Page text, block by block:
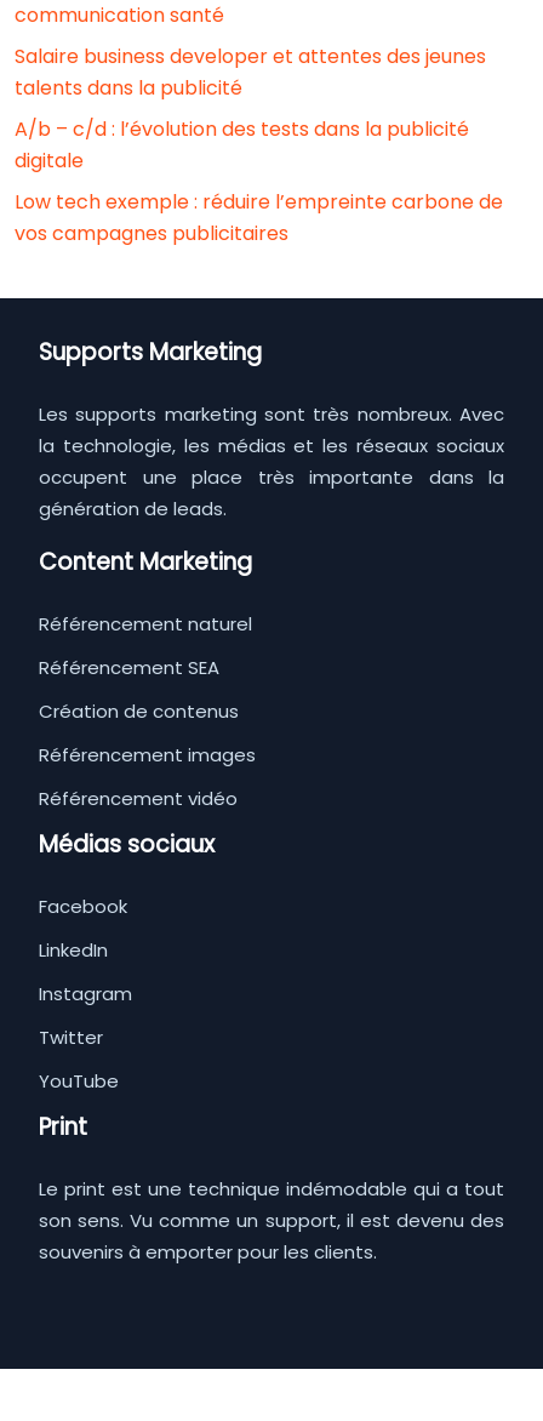
communication santé
Salaire business developer et attentes des jeunes
talents dans la publicité
A/b – c/d : l’évolution des tests dans la publicité
digitale
Low tech exemple : réduire l’empreinte carbone de
vos campagnes publicitaires
Supports Marketing
Les supports marketing sont très nombreux. Avec
la technologie, les médias et les réseaux sociaux
occupent une place très importante dans la
génération de leads.
Content Marketing
Référencement naturel
Référencement SEA
Création de contenus
Référencement images
Référencement vidéo
Médias sociaux
Facebook
LinkedIn
Instagram
Twitter
YouTube
Print
Le print est une technique indémodable qui a tout
son sens. Vu comme un support, il est devenu des
souvenirs à emporter pour les clients.